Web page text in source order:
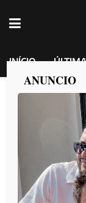
INÍCIO
Apedrean
visitar la
sirenas
MEXICO
ANUNCIO